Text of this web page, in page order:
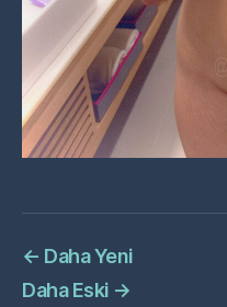
← Daha Yeni
Daha Eski →